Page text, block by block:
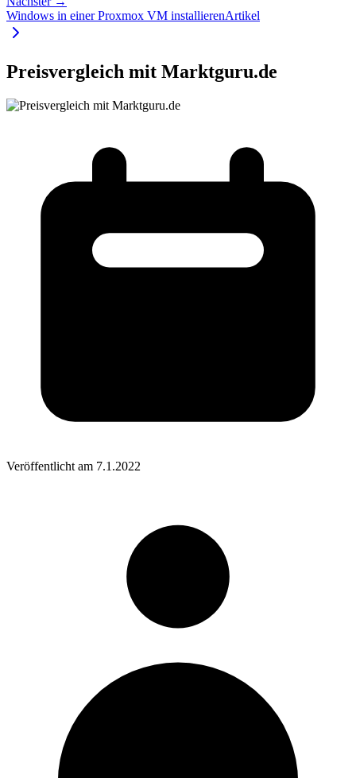
Windows in einer Proxmox VM installierenArtikel
Preisvergleich mit Marktguru.de
Veröffentlicht am 7.1.2022